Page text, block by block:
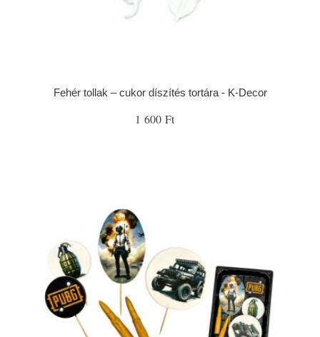
Fehér tollak – cukor díszítés tortára - K-Decor
1 600 Ft